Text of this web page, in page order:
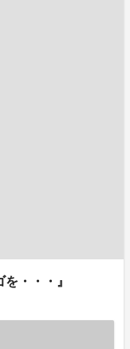
・・・』